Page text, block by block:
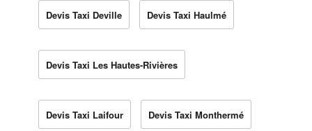
Devis Taxi Deville Devis Taxi Haulmé
Devis Taxi Les Hautes-Rivières
Devis Taxi Laifour Devis Taxi Monthermé